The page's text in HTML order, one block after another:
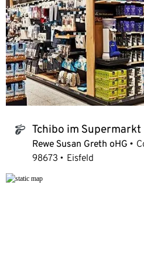
tchibo_logo Tchibo im Supermarkt
Rewe Susan Greth oHG
98673
Eisfeld